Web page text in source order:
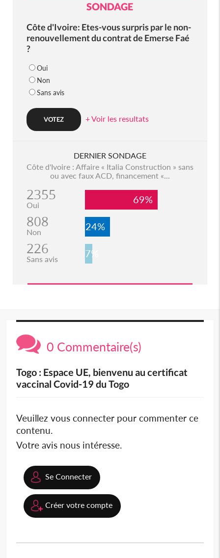
SONDAGE
Côte d'Ivoire: Etes-vous surpris par le non-
renouvellement du contrat de Emerse Faé
?
Oui
Non
Sans avis
+ Voir les resultats
DERNIER SONDAGE
Côte d'Ivoire : Affaire « Italia Construction » sans
ou avec faux ACD, financement «...
2355
Oui 69%
808
Non 24%
226
Sans avis 7%
0 Commentaire(s)
Togo : Espace UE, bienvenu au certificat
vaccinal Covid-19 du Togo
Veuillez vous connecter pour commenter ce
contenu.
Votre avis nous intéresse.
Se Connecter
Créer votre compte